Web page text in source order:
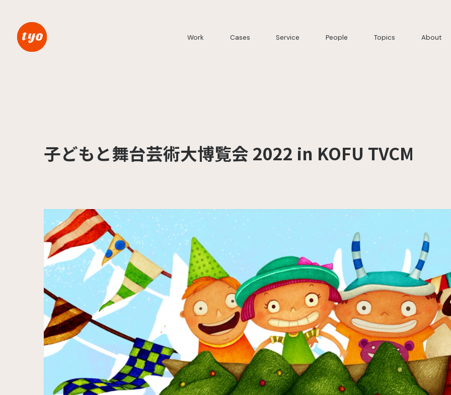
Work Cases Service People Topics About
子どもと舞台芸術大博覧会 2022 in KOFU TVCM